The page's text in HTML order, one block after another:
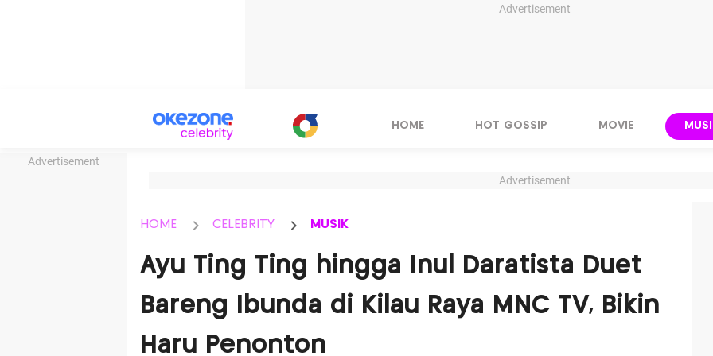
Advertisement
Advertisement
HOME HOT GOSSIP MOVIE
Advertisement
HOME CELEBRITY MUSIK
Ayu Ting Ting hingga Inul Daratista Duet
Bareng Ibunda di Kilau Raya MNC TV, Bikin
Haru Penonton